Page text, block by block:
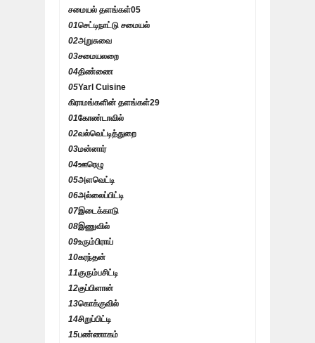
சமையல் தளங்கள்05
01செட்டிநாட்டு சமையல்
02அறுசுவை
03சமையலறை
04திண்ணை
05Yarl Cuisine
கிராமங்களின் தளங்கள்29
01கோண்டாவில்
02வல்வெட்டித்துறை
03மன்னார்
04ஊரெழு
05அளவெட்டி
06அல்லைப்பிட்டி
07இடைக்காடு
08இணுவில்
09உரும்பிராய்
10கரந்தன்
11குரும்பசிட்டி
12குப்பிளான்
13கொக்குவில்
14சிறுப்பிட்டி
15பண்ணாகம்